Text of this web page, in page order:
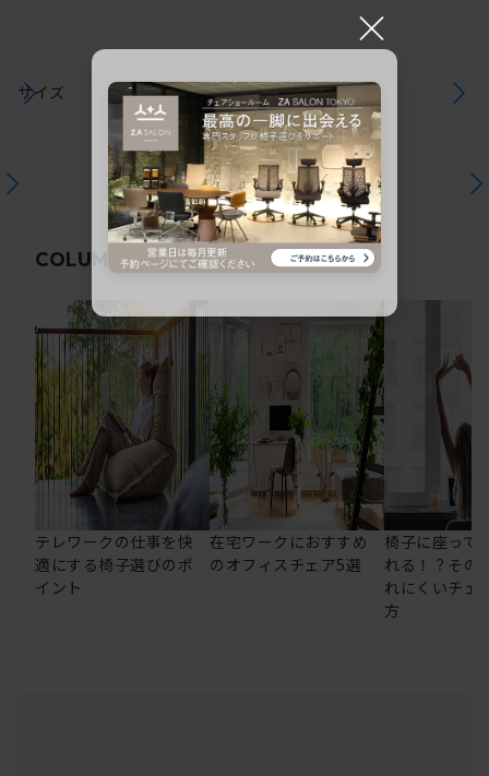
サイズ
COLUMN関連コラム
テレワークの仕事を快
適にする椅子選びのポ
イント
在宅ワークにおすすめ
のオフィスチェア5選
椅子に座って
れる！？その
れにくいチェ
方
×